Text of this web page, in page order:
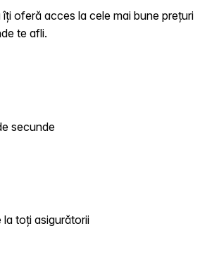
oferă acces la cele mai bune prețuri
te afli.
secunde
la toți asigurătorii